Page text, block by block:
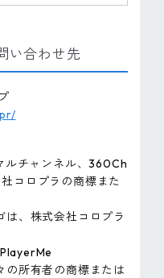
い合わせ先
チャンネル、360Ch
コロプラの商標また
、株式会社コロプラ
所有者の商標または